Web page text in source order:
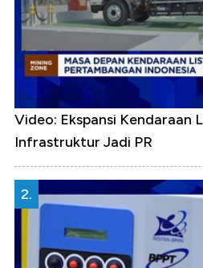
Video: Ekspansi Kendaraan
Infrastruktur Jadi PR
2.